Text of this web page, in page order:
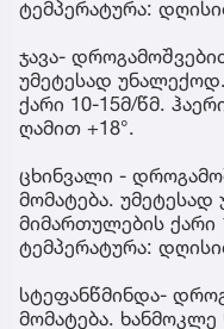
ტემპერატურა:
ჯავა-
უმეტესად
ქარი 10-15მ/წმ.
ღამით +18°.
ცხინვალი -
მომატება.
მიმართულების ქარი
ტემპერატურა:
სტეფანწმინდა-
მომატება.